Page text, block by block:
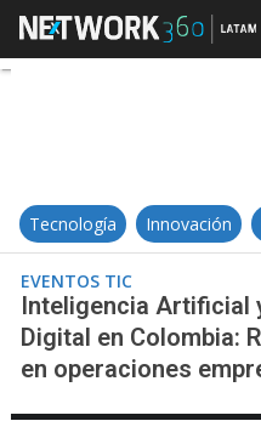
Tecnología Innovación
EVENTOS TIC
Inteligencia Artificial
Digital en Colombia:
en operaciones